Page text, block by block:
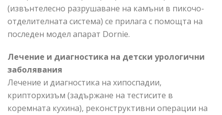
(извънтелесно разрушаване на камъни в пикочо-
отделителната система) се прилага с помощта на
последен модел апарат Dornie.
Лечение и диагностика на детски урологични
заболявания
Лечение и диагностика на хипоспадии,
крипторхизъм (задържане на тестисите в
коремната кухина), реконструктивни операции на